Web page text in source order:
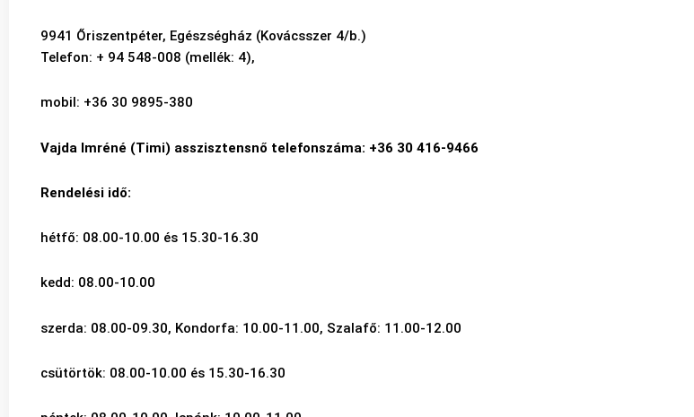
9941 Őriszentpéter, Egészségház (Kovácsszer 4/b.)
Telefon: + 94 548-008 (mellék: 4),
mobil: +36 30 9895-380
Vajda Imréné (Timi) asszisztensnő telefonszáma: +36 30 416-9466
Rendelési idő:
hétfő: 08.00-10.00 és 15.30-16.30
kedd: 08.00-10.00
szerda: 08.00-09.30, Kondorfa: 10.00-11.00, Szalafő: 11.00-12.00
csütörtök: 08.00-10.00 és 15.30-16.30